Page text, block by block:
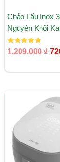
Chảo Lẩu Inox
Nguyên Khối
Được xếp
hạng
1.209.000₫